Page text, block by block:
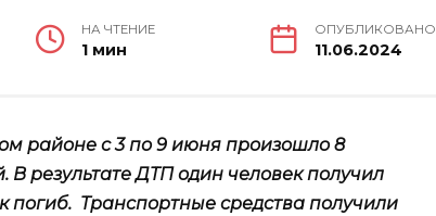
НА ЧТЕНИЕ
1 мин
ОПУБЛИКОВАНО
11.06.2024
районе с 3 по 9 июня произошло 8
результате ДТП один человек получил
погиб. Транспортные средства получили